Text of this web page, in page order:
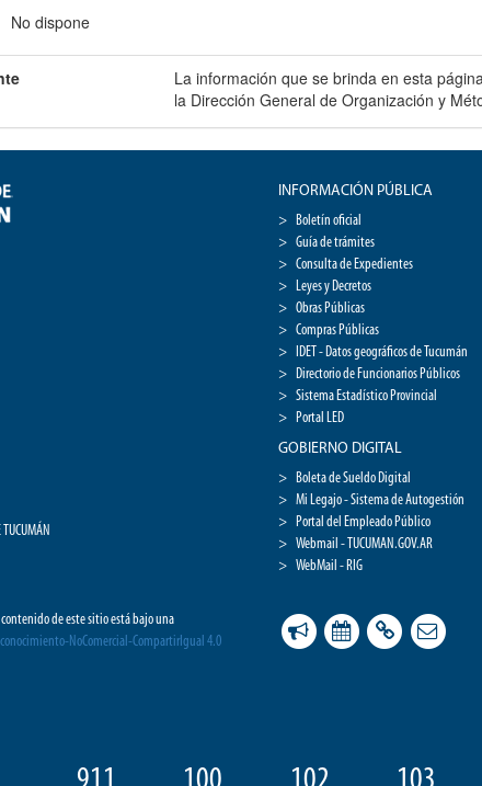
No dispone
La información que se brinda en esta
la Dirección General de Organización y
de este sitio está bajo una
NoComercial-CompartirIgual 4.0
INFORMACIÓN PÚBLICA
Boletín oficial
Guía de trámites
Consulta de Expedientes
Leyes y Decretos
Obras Públicas
Compras Públicas
IDET - Datos geográficos de Tucumán
Directorio de Funcionarios Públicos
Sistema Estadístico Provincial
Portal LED
GOBIERNO DIGITAL
Boleta de Sueldo Digital
Mi Legajo - Sistema de Autogestión
Portal del Empleado Público
Webmail - TUCUMAN.GOV.AR
WebMail - RIG